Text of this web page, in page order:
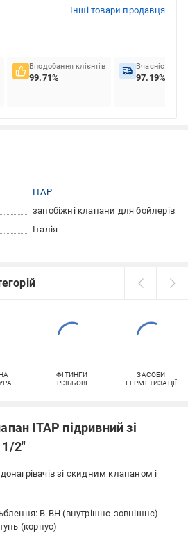
Інші товари продавця
Вподобання клієнтів
99.71%
Вчасність
97.19%
ITAP
запобіжні клапани для бойлерів
Італія
ФІТИНГИ
РІЗЬБОВІ
ЗАСОБИ
ГЕРМЕТИЗАЦІЇ
ITAP підривний зі
1/2"
зі скидним клапаном і
В-ВН (внутрішнє-зовнішнє)
(корпус)